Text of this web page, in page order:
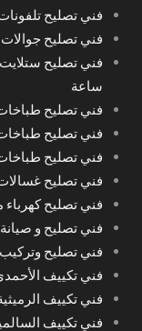
فني تصليح
فني تصليح جوالات
ساعة
فني تصليح طباخات 67616123
فني تصليح
فني تصليح
فني تصليح
فني تصليح كهرباء
فني تصليح و
فني تصليح
فني تكييف الأحمدي
فني تكييف
فني تكييف السالمية 98025055